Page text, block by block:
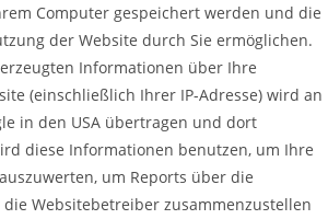
Computer gespeichert werden und die
der Website durch Sie ermöglichen.
Informationen über Ihre
(einschließlich Ihrer IP-Adresse) wird an
in den USA übertragen und dort
diese Informationen benutzen, um Ihre
um Reports über die
Websitebetreiber zusammenzustellen